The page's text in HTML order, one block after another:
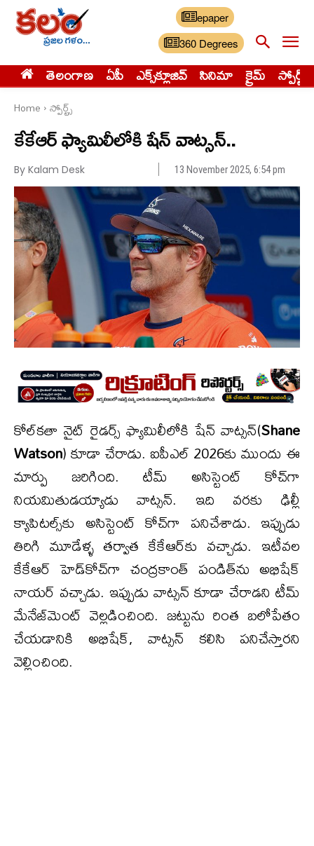
epaper
360 Degrees
తెలంగాణ ఏపీ ఎక్స్‌క్లూజివ్‌ సినిమా క్రైమ్ స్పోర్ట్స్
Home స్పోర్ట్స్‌
కేకేఆర్ ఫ్యామిలీలోకి షేన్ వాట్సన్..
By Kalam Desk 13 November 2025, 6:54 pm
కోల్‌కతా నైట్ రైడర్స్ ఫ్యామిలీలోకి షేన్ వాట్సన్(Shane
Watson) కూడా చేరాడు. ఐపీఎల్ 2026కు ముందు ఈ
మార్పు జరిగింది. టీమ్ అసిస్టెంట్ కోచ్‌గా
నియమితుడయ్యాడు వాట్సన్. ఇది వరకు ఢిల్లీ
క్యాపిటల్స్‌కు అసిస్టెంట్ కోచ్‌గా పనిచేశాడు. ఇప్పుడు
తిరిగి మూడేళ్ళ తర్వాత కేకేఆర్‌కు వచ్చాడు. ఇటీవల
కేకేఆర్ హెడ్‌కోచ్‌గా చంద్రకాంత్ పండిత్‌ను అభిషేక్
నాయర్ వచ్చాడు. ఇప్పుడు వాట్సన్ కూడా చేరాడని టీమ్
మేనేజ్‌మెంట్ వెల్లడించింది. జట్టును రింత బలోపేతం
చేయడానికి అభిషేక్, వాట్సన్ కలిసి పనిచేస్తారని
వెల్లించింది.